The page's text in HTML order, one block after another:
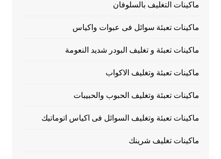
ماكينات التغليف بالسلوفان
ماكينات تعبئة سوائل فى عبوات واكياس
ماكينات تعبئة و تغليف البودر شديد النعومة
ماكينات تعبئة وتغليف الاكواب
ماكينات تعبئة وتغليف الحبوب والحبيبات
ماكينات تعبئة وتغليف السوائل فى اكياس اتوماتيك
ماكينات تغليف شرينك